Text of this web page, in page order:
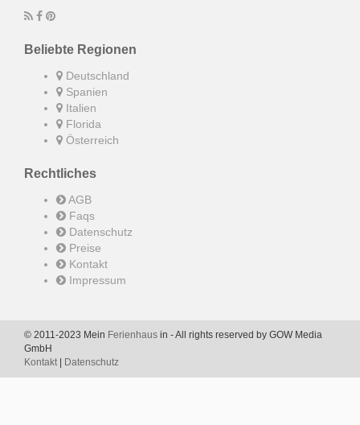
Beliebte Regionen
Deutschland
Spanien
Italien
Florida
Österreich
Rechtliches
AGB
Faqs
Datenschutz
Preise
Kontakt
Impressum
© 2011-2023 Mein Ferienhaus in - All rights reserved by GOW Media
GmbH
Kontakt| Datenschutz